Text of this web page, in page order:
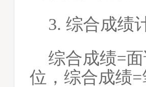
3. 综合成绩
综合成绩=
位，综合成绩